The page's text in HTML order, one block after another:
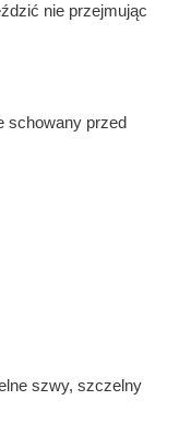
nie przejmując
schowany przed
szwy, szczelny